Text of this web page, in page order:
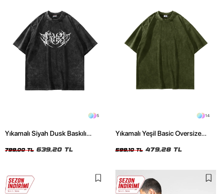
5
Yıkamalı Siyah Dusk Baskılı
799,00 TL 639,20 TL
14
Yıkamalı Yeşil Basic Oversize
599,10 TL 479,28 TL